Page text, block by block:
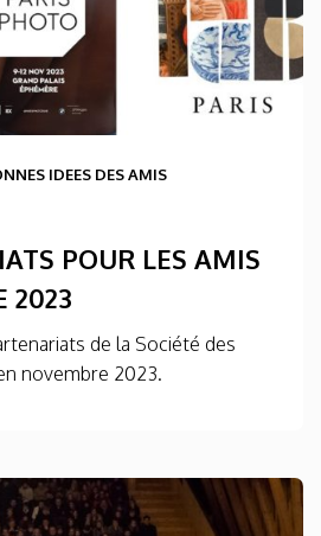
IDEES DES AMIS
POUR LES AMIS
2023
de la Société des
novembre 2023.